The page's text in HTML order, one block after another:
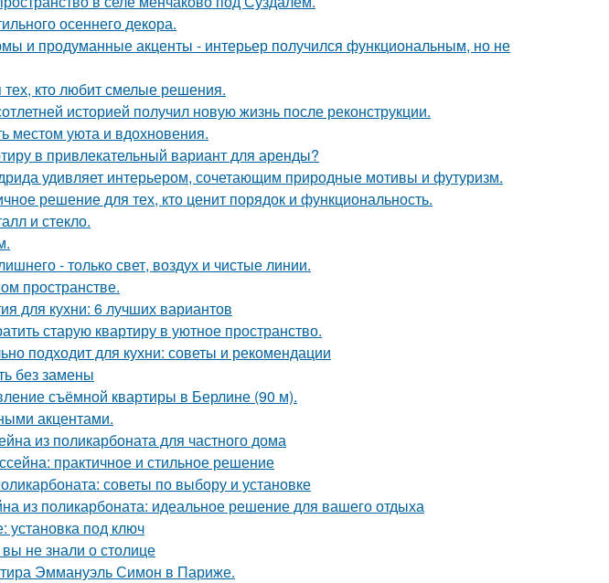
осеннего декора.
и продуманные акценты - интерьер получился функциональным, но не
кто любит смелые решения.
историей получил новую жизнь после реконструкции.
местом уюта и вдохновения.
в привлекательный вариант для аренды?
удивляет интерьером, сочетающим природные мотивы и футуризм.
решение для тех, кто ценит порядок и функциональность.
и стекло.
- только свет, воздух и чистые линии.
пространстве.
для кухни: 6 лучших вариантов
старую квартиру в уютное пространство.
подходит для кухни: советы и рекомендации
без замены
съёмной квартиры в Берлине (90 м).
акцентами.
из поликарбоната для частного дома
практичное и стильное решение
советы по выбору и установке
из поликарбоната: идеальное решение для вашего отдыха
под ключ
не знали о столице
Эммануэль Симон в Париже.